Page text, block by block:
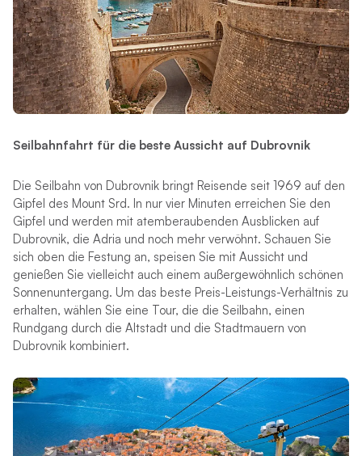
Seilbahnfahrt für die beste Aussicht auf Dubrovnik
Die Seilbahn von Dubrovnik bringt Reisende seit 1969 auf den
Gipfel des Mount Srd. In nur vier Minuten erreichen Sie den
Gipfel und werden mit atemberaubenden Ausblicken auf
Dubrovnik, die Adria und noch mehr verwöhnt. Schauen Sie
sich oben die Festung an, speisen Sie mit Aussicht und
genießen Sie vielleicht auch einem außergewöhnlich schönen
Sonnenuntergang. Um das beste Preis-Leistungs-Verhältnis zu
erhalten, wählen Sie eine Tour, die die Seilbahn, einen
Rundgang durch die Altstadt und die Stadtmauern von
Dubrovnik kombiniert.